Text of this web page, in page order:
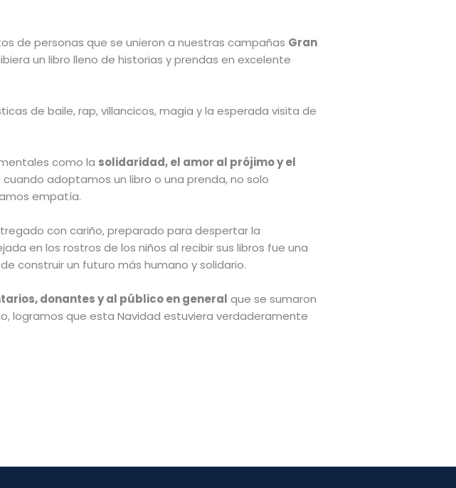
de personas que se unieron a nuestras campañas Gran
un libro lleno de historias y prendas en excelente
de baile, rap, villancicos, magia y la esperada visita de
como la solidaridad, el amor al prójimo y el
adoptamos un libro o una prenda, no solo
empatía.
con cariño, preparado para despertar la
en los rostros de los niños al recibir sus libros fue una
construir un futuro más humano y solidario.
donantes y al público en general que se sumaron
logramos que esta Navidad estuviera verdaderamente